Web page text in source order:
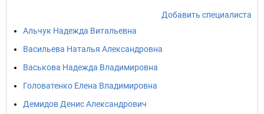
Добавить специалиста
Альчук Надежда Витальевна
Васильева Наталья Александровна
Васькова Надежда Владимировна
Головатенко Елена Владимировна
Демидов Денис Александрович